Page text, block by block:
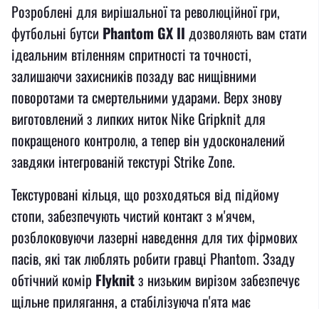
Розроблені для вирішальної та революційної гри,
футбольні бутси Phantom GX II дозволяють вам стати
ідеальним втіленням спритності та точності,
залишаючи захисників позаду вас нищівними
поворотами та смертельними ударами. Верх знову
виготовлений з липких ниток Nike Gripknit для
покращеного контролю, а тепер він удосконалений
завдяки інтегрованій текстурі Strike Zone.
Текстуровані кільця, що розходяться від підйому
стопи, забезпечують чистий контакт з м'ячем,
розблоковуючи лазерні наведення для тих фірмових
пасів, які так люблять робити гравці Phantom. Ззаду
обтічний комір Flyknitз низьким вирізом забезпечує
щільне прилягання, а стабілізуюча п'ята має